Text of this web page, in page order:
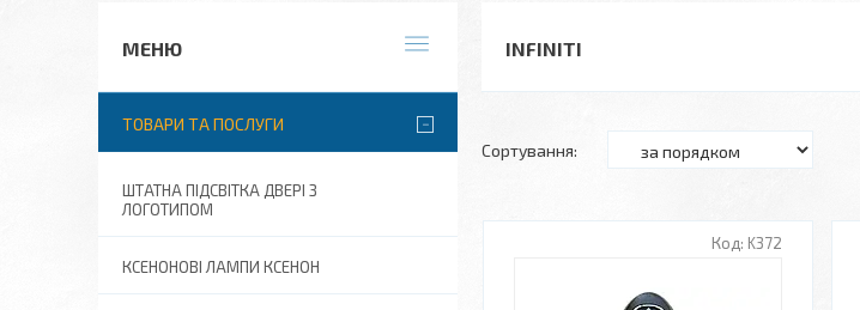
INFINITI
K372
ТОВАРИ ТА ПОСЛУГИ
ШТАТНА ПІДСВІТКА ДВЕРІ З
ЛОГОТИПОМ
КСЕНОНОВІ ЛАМПИ КСЕНОН